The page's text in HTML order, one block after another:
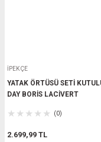
İPEKÇE
YATAK ÖRTÜSÜ SETİ
DAY BORİS LACİVERT
(0)
2.699,99 TL